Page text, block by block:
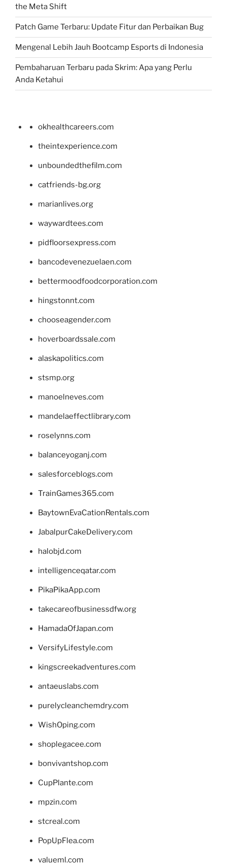
the Meta Shift
Patch Game Terbaru: Update Fitur dan Perbaikan Bug
Mengenal Lebih Jauh Bootcamp Esports di Indonesia
Pembaharuan Terbaru pada Skrim: Apa yang Perlu
Anda Ketahui
okhealthcareers.com
theintexperience.com
unboundedthefilm.com
catfriends-bg.org
marianlives.org
waywardtees.com
pidfloorsexpress.com
bancodevenezuelaen.com
bettermoodfoodcorporation.com
hingstonnt.com
chooseagender.com
hoverboardssale.com
alaskapolitics.com
stsmp.org
manoelneves.com
mandelaeffectlibrary.com
roselynns.com
balanceyoganj.com
salesforceblogs.com
TrainGames365.com
BaytownEvaCationRentals.com
JabalpurCakeDelivery.com
halobjd.com
intelligenceqatar.com
PikaPikaApp.com
takecareofbusinessdfw.org
HamadaOfJapan.com
VersifyLifestyle.com
kingscreekadventures.com
antaeuslabs.com
purelycleanchemdry.com
WishOping.com
shoplegacee.com
bonvivantshop.com
CupPlante.com
mpzin.com
stcreal.com
PopUpFlea.com
valueml.com